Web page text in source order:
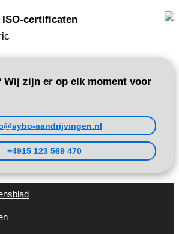
ISO-certificaten
Wij zijn er op elk moment voor
aandrijvingen.nl
+4915 123 569 470